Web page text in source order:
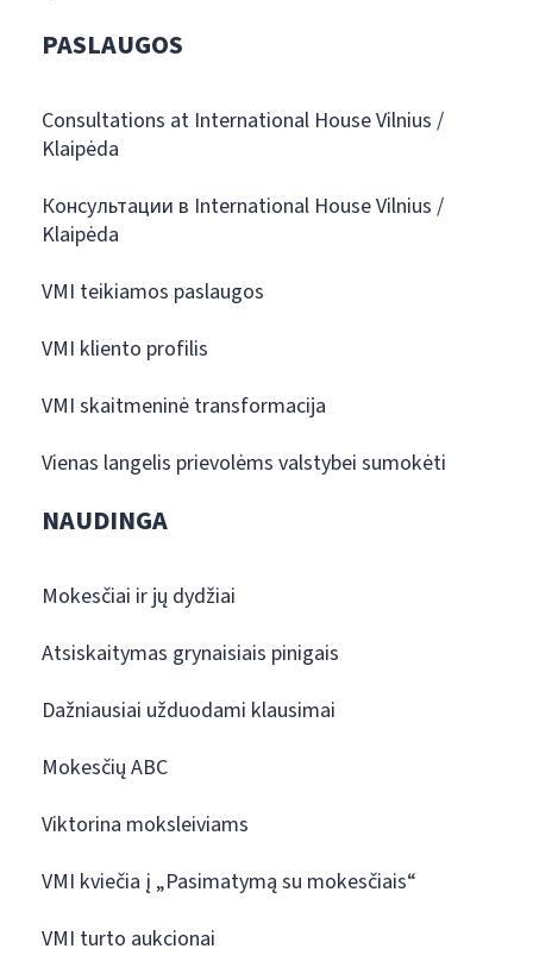
PASLAUGOS
Consultations at International House Vilnius /
Klaipėda
Консультации в International House Vilnius /
Klaipėda
VMI teikiamos paslaugos
VMI kliento profilis
VMI skaitmeninė transformacija
Vienas langelis prievolėms valstybei sumokėti
NAUDINGA
Mokesčiai ir jų dydžiai
Atsiskaitymas grynaisiais pinigais
Dažniausiai užduodami klausimai
Mokesčių ABC
Viktorina moksleiviams
VMI kviečia į „Pasimatymą su mokesčiais“
VMI turto aukcionai